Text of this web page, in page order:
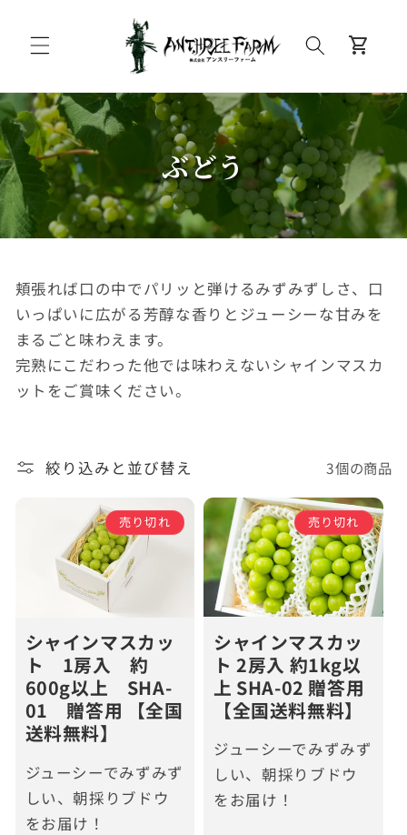
コンテンツに進む
shopping_cart
ー
ぶどう
頬張れば口の中でパリッと弾けるみずみずしさ、口
いっぱいに広がる芳醇な香りとジューシーな甘みを
まるごと味わえます。
完熟にこだわった他では味わえないシャインマスカ
ットをご賞味ください。
絞り込みと並び替え 3個の商品
売り切れ
シャインマスカッ
ト 1房入 約
600g以上 SHA-
01 贈答用 【全国
送料無料】
ジューシーでみずみず
しい、朝採りブドウ
をお届け！
売り切れ
シャインマスカッ
ト 2房入 約1kg以
上 SHA-02 贈答用
【全国送料無料】
ジューシーでみずみず
しい、朝採りブドウ
をお届け！